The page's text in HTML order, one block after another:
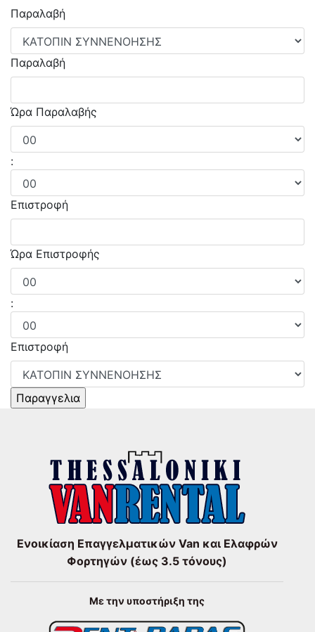
Παραλαβή
Παραλαβή
Ώρα Παραλαβής
:
Επιστροφή
Ώρα Επιστροφής
:
Επιστροφή
Ενοικίαση Επαγγελματικών Van και Ελαφρών
Φορτηγών (έως 3.5 τόνους)
Με την υποστήριξη της